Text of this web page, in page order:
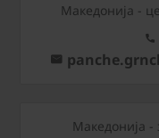
Mакедонија -
Mакедонија